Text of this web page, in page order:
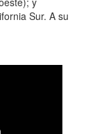
Sur. A su